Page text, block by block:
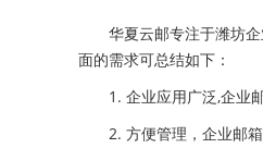
华夏云邮专注于潍坊
面的需求可总结如下：
1. 企业应用广泛,企业
2. 方便管理，企业邮